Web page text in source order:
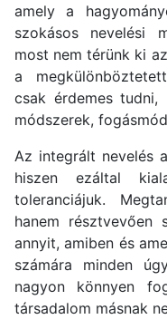
amely a
szokásos nevelési
most nem térünk ki
a
csak érdemes
módszerek,
Az integrált nevelés
hiszen ezáltal
toleranciájuk.
hanem résztvevően
annyit, amiben és
számára minden
nagyon könnyen
társadalom másnak